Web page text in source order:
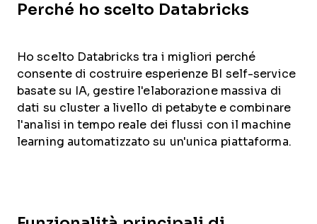
Perché ho scelto Databricks
Ho scelto Databricks tra i migliori perché
consente di costruire esperienze BI self-service
basate su IA, gestire l'elaborazione massiva di
dati su cluster a livello di petabyte e combinare
l'analisi in tempo reale dei flussi con il machine
learning automatizzato su un'unica piattaforma.